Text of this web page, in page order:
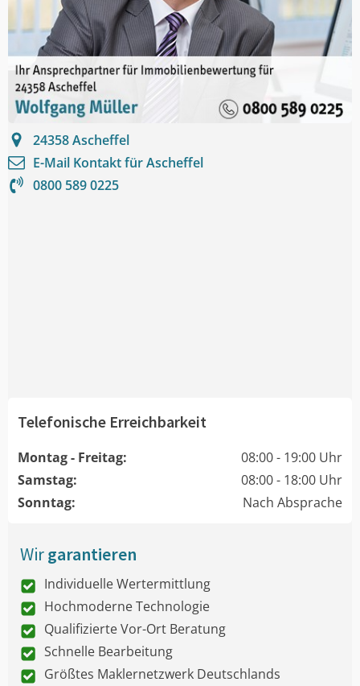
24358Ascheffel
E-Mail Kontakt fürAscheffel
0800 589 0225
Telefonische Erreichbarkeit
Montag - Freitag:
08:00 - 19:00 Uhr
Samstag:
08:00 - 18:00 Uhr
Sonntag:
Nach Absprache
Wirgarantieren
Individuelle Wertermittlung
Hochmoderne Technologie
Qualifizierte Vor-Ort Beratung
Schnelle Bearbeitung
Größtes Maklernetzwerk Deutschlands